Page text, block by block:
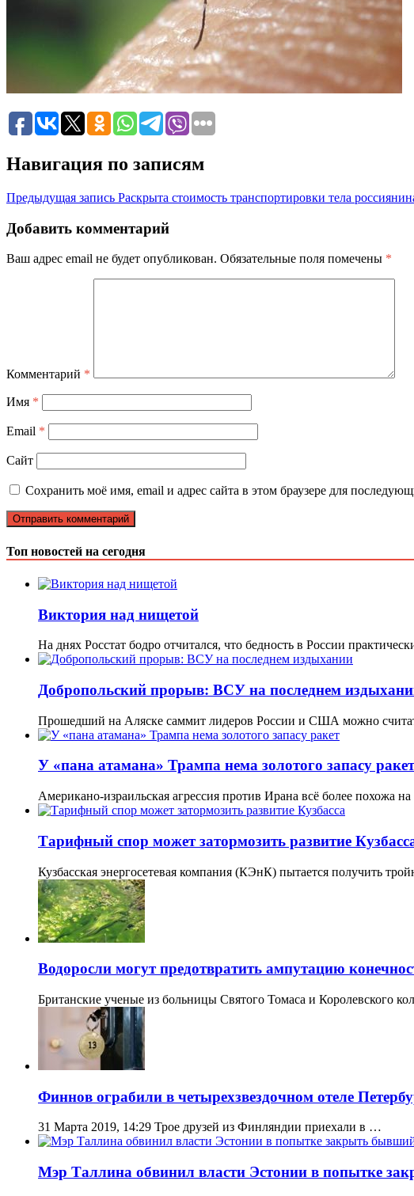
Навигация по записям
Предыдущая запись Раскрыта стоимость транспортировки тела
Добавить комментарий
Ваш адрес email не будет опубликован. Обязательные поля помечены *
Комментарий *
Имя *
Email *
Сайт
Сохранить моё имя, email и адрес сайта в этом браузере для
Топ новостей на сегодня
Виктория над нищетой
На днях Росстат бодро отчитался, что бедность в России
Добропольский прорыв: ВСУ на последнем
Прошедший на Аляске саммит лидеров России и США можно
У «пана атамана» Трампа нема золотого запасу ракет
Американо-израильская агрессия против Ирана всё более похожа
Тарифный спор может затормозить развитие
Кузбасская энергосетевая компания (КЭнК) пытается получить
Водоросли могут предотвратить ампутацию
Британские ученые из больницы Святого Томаса и Королевского
Финнов ограбили в четырехзвездочном отеле
31 Марта 2019, 14:29 Трое друзей из Финляндии приехали в …
Мэр Таллина обвинил власти Эстонии в попытке